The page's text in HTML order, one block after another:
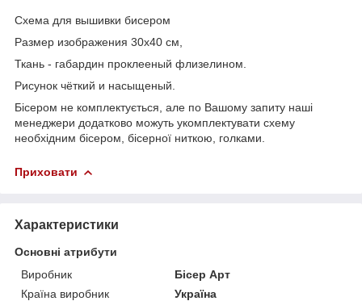
Схема для вышивки бисером
Размер изображения 30х40 см,
Ткань - габардин проклееный флизелином.
Рисунок чёткий и насыщеный.
Бісером не комплектується, але по Вашому запиту наші
менеджери додатково можуть укомплектувати схему
необхідним бісером, бісерної ниткою, голками.
Приховати
Характеристики
Основні атрибути
Виробник
Бісер Арт
Країна виробник
Україна